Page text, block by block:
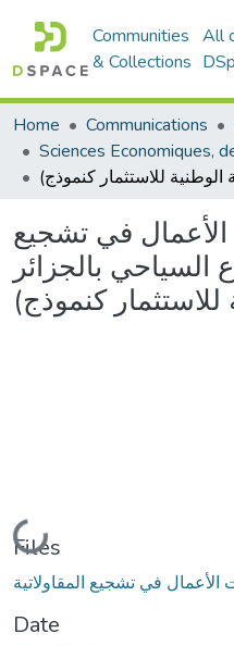
Communities
& Collections
All
Home Communications
في تشجيع
السياحي بالجزائر
للاستثمار كنموذج)
Loading...
Files
Date